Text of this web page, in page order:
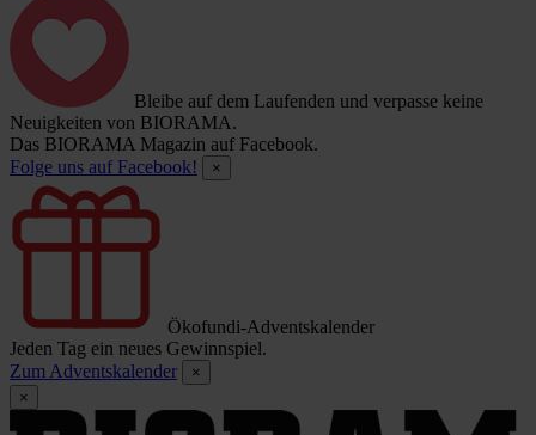
Bleibe auf dem Laufenden und verpasse keine
Neuigkeiten von BIORAMA.
Das BIORAMA Magazin auf Facebook.
Folge uns auf Facebook!
×
Ökofundi-Adventskalender
Jeden Tag ein neues Gewinnspiel.
Zum Adventskalender
×
×